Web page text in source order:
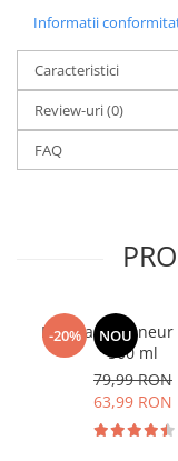
Informatii
Caracteristici
Review-uri(0)
FAQ
-20% NOU
Manhaē Draineur
500 ml
79,99 RON
63,99 RON